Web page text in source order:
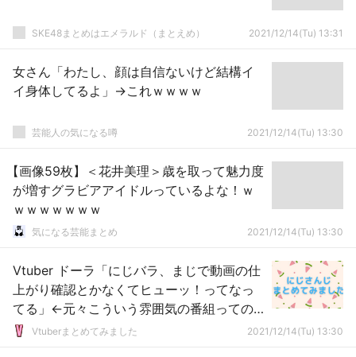
SKE48まとめはエメラルド（まとえめ） 2021/12/14(Tu) 13:31
女さん「わたし、顔は自信ないけど結構イ
イ身体してるよ」→これｗｗｗｗ
芸能人の気になる噂 2021/12/14(Tu) 13:30
【画像59枚】＜花井美理＞歳を取って魅力度
が増すグラビアアイドルっているよな！ｗ
ｗｗｗｗｗｗｗ
気になる芸能まとめ 2021/12/14(Tu) 13:30
Vtuber ドーラ「にじバラ、まじで動画の仕
上がり確認とかなくてヒューッ！ってなっ
てる」←元々こういう雰囲気の番組っての
はわかるが、あの炎上があったあとでもコ
Vtuberまとめてみました 2021/12/14(Tu) 13:30